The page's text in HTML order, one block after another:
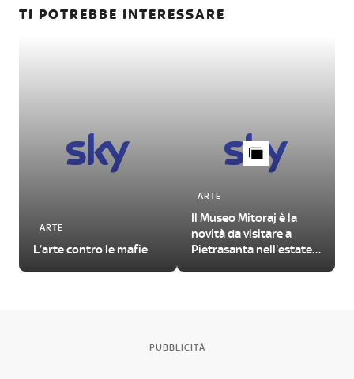
TI POTREBBE INTERESSARE
ARTE
L’arte contro le mafie
ARTE
Il Museo Mitoraj è la
novità da visitare a
Pietrasanta nell'estate
PUBBLICITÀ